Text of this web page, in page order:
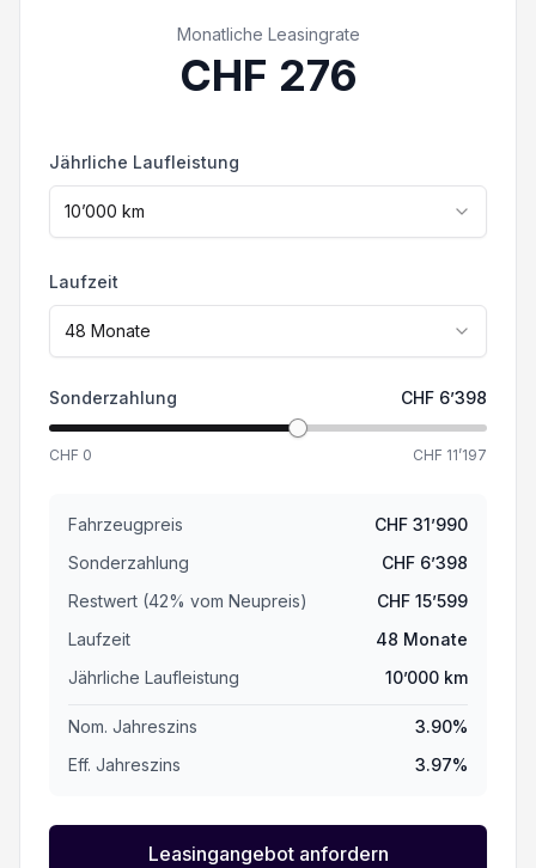
Verkehrszeichenerkennung &
Geschwindigkeitsbegrenz
Fahrersitz 6-fach elektrisch verstellbar
Berganfahrhilfe
USB-Anschluss
Ausstattung abweichen. Irrtümer und
Zwischenverkauf vorbehalten.
Monatliche Leasingrate
CHF 276
Jährliche Laufleistung
10’000 km
Laufzeit
48 Monate
Sonderzahlung CHF 6’398
CHF 0 CHF 11’197
Fahrzeugpreis CHF 31’990
Sonderzahlung
CHF 6’398
Restwert (42% vom Neupreis) CHF 15’599
Laufzeit
48 Monate
Jährliche Laufleistung
10’000 km
Nom. Jahreszins 3.90%
Eff. Jahreszins
3.97%
Leasingangebot anfordern